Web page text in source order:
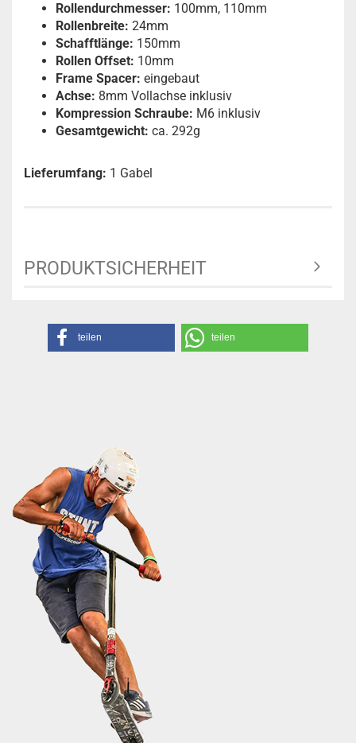
Rollendurchmesser: 100mm, 110mm
Rollenbreite: 24mm
Schafftlänge: 150mm
Rollen Offset: 10mm
Frame Spacer: eingebaut
Achse: 8mm Vollachse inklusiv
Kompression Schraube: M6 inklusiv
Gesamtgewicht: ca. 292g
Lieferumfang: 1 Gabel
PRODUKTSICHERHEIT
teilen teilen